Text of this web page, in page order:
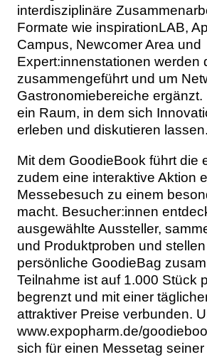
interdisziplinäre
Formate wie inspirationLAB,
Campus, Newcomer Area und
Expert:innenstationen werden
zusammengeführt und um
Gastronomiebereiche ergänzt.
ein Raum, in dem sich
erleben und diskutieren lassen.
Mit dem GoodieBook führt die
zudem eine interaktive Aktion
Messebesuch zu einem
macht. Besucher:innen
ausgewählte Aussteller,
und Produktproben und
persönliche GoodieBag
Teilnahme ist auf 1.000 Stück
begrenzt und mit einer
attraktiver Preise verbunden.
www.expopharm.de/
sich für einen Messetag